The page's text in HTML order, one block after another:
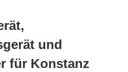
und
für Konstanz